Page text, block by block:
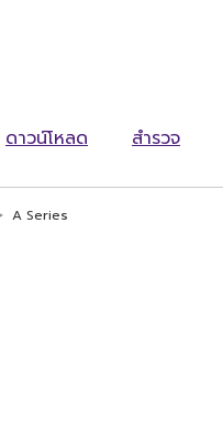
ดาวน์โหลด สำรวจ
A Series